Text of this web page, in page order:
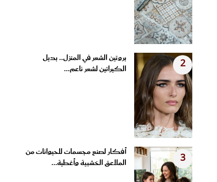
2
بروتين الشعر في المنزل.. بديل
الكيراتين لشعر ناعم...
3
أفكار لصنع مجسمات للحيوانات من
الملاعق الخشبية وأغطية...